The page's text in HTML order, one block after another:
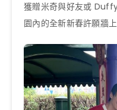
獲贈米奇與好友或
園內的全新新春許願牆